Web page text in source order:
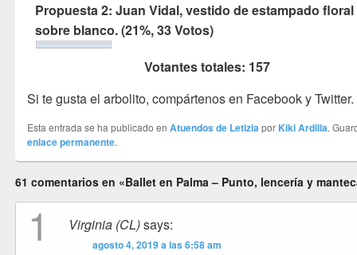
Propuesta 2: Juan Vidal, vestido de estampado floral
sobre blanco.(21%, 33 Votos)
Votantes totales: 157
Si te gusta el arbolito, compártenos en Facebook y Twitter.
Esta entrada se ha publicado enAtuendos de Letiziapor Kiki Ardilla.
enlace permanente.
61 comentarios en «Ballet en Palma – Punto, lencería y
1 Virginia (CL)says:
agosto 4, 2019 a las 6:58 am